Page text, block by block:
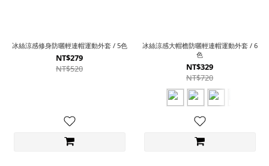
冰絲涼感修身防曬輕連帽運動外套 / 5色
NT$279
NT$520
冰絲涼感大帽檐防曬輕連帽運動外套 / 6
色
NT$329
NT$720